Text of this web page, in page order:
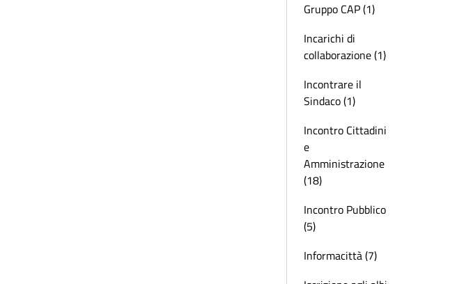
Gruppo CAP (1)
Incarichi di
collaborazione (1)
Incontrare il
Sindaco (1)
Incontro Cittadini
e
Amministrazione
(18)
Incontro Pubblico
(5)
Informacittà (7)